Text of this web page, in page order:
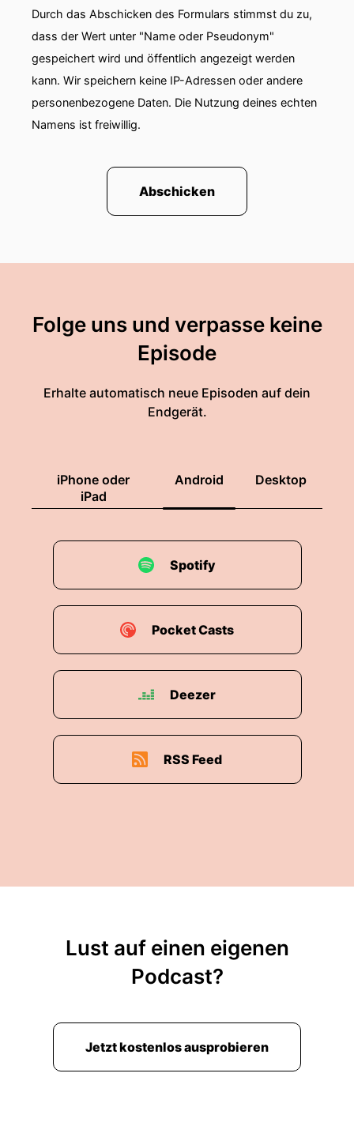
Durch das Abschicken des Formulars stimmst du zu,
dass der Wert unter "Name oder Pseudonym"
gespeichert wird und öffentlich angezeigt werden
kann. Wir speichern keine IP-Adressen oder andere
personenbezogene Daten. Die Nutzung deines echten
Namens ist freiwillig.
Abschicken
Folge uns und verpasse keine
Episode
Erhalte automatisch neue Episoden auf dein
Endgerät.
iPhone oder
iPad
Android Desktop
Spotify
Pocket Casts
Deezer
RSS Feed
Lust auf einen eigenen
Podcast?
Jetzt kostenlos ausprobieren